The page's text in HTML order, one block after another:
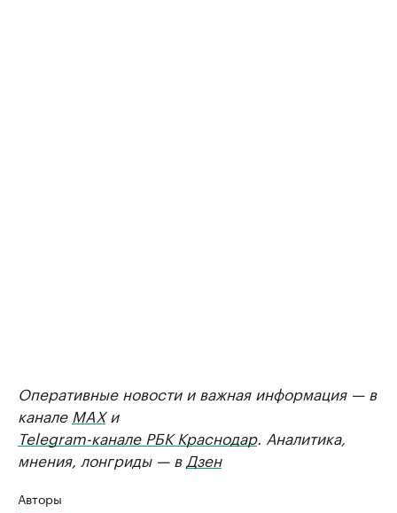
Оперативные новости и важная информация — в
канале MAXи
Telegram-канале РБК Краснодар. Аналитика,
мнения, лонгриды — в Дзен
Авторы